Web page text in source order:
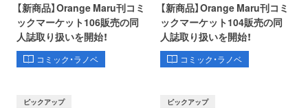
【新商品】Orange Maru刊コミ
ックマーケット106販売の同
人誌取り扱いを開始！
コミック・ラノベ
【新商品】Orange Maru刊コミ
ックマーケット104販売の同
人誌取り扱いを開始！
コミック・ラノベ
ピックアップ ピックアップ